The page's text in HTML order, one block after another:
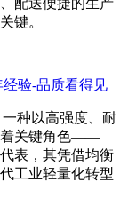
键。
验-品质看得见
种以高强度、耐
着关键角色——
表，其凭借均衡
工业轻量化转型